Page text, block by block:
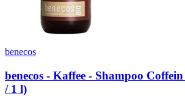
benecos
benecos - Kaffee - Shampoo
/ 1 l)